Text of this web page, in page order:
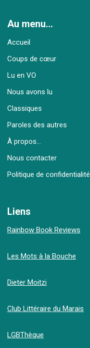
Au menu…
Accueil
Coups de cœur
Lu en VO
Nous avons lu
Classiques
Paroles des autres
À propos…
Nous contacter
Politique de confidentialité
Liens
Rainbow Book Reviews
Les Mots à la Bouche
Dieter Moitzi
Club Littéraire du Marais
LGBThèque